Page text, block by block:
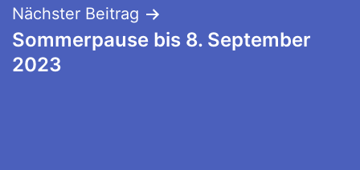
Nächster Beitrag
Sommerpause bis 8. September
2023